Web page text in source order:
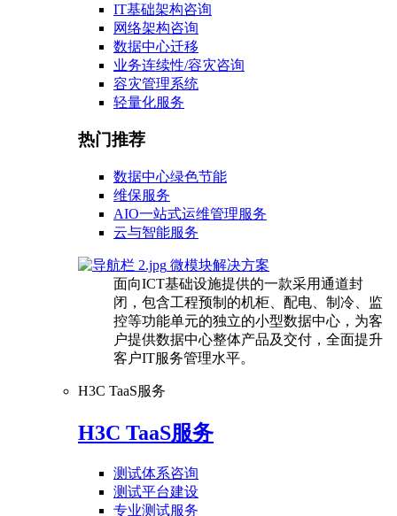
IT基础架构咨询
网络架构咨询
数据中心迁移
业务连续性/容灾咨询
容灾管理系统
轻量化服务
热门推荐
数据中心绿色节能
维保服务
AIO一站式运维管理服务
云与智能服务
微模块解决方案
面向ICT基础设施提供的一款采用通道封
闭，包含工程预制的机柜、配电、制冷、监
控等功能单元的独立的小型数据中心，为客
户提供数据中心整体产品及交付，全面提升
客户IT服务管理水平。
H3C TaaS服务
H3C TaaS服务
测试体系咨询
测试平台建设
专业测试服务